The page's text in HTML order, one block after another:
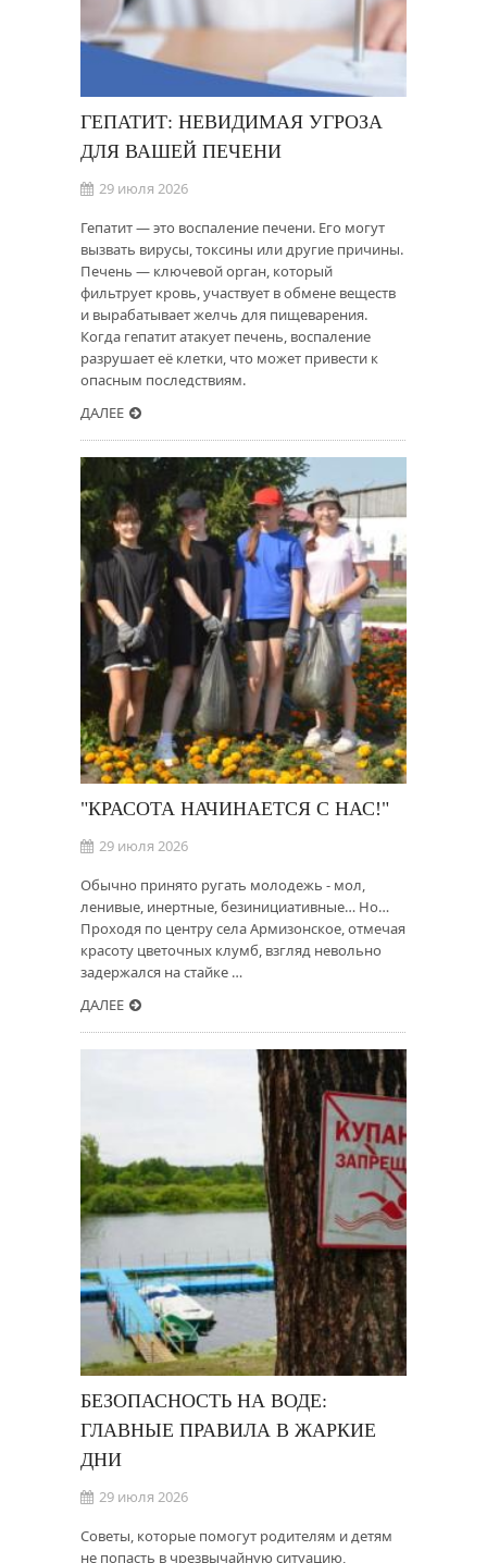
ГЕПАТИТ: НЕВИДИМАЯ УГРОЗА
ДЛЯ ВАШЕЙ ПЕЧЕНИ
29 июля 2026
Гепатит — это воспаление печени. Его могут
вызвать вирусы, токсины или другие причины.
Печень — ключевой орган, который
фильтрует кровь, участвует в обмене веществ
и вырабатывает желчь для пищеварения.
Когда гепатит атакует печень, воспаление
разрушает её клетки, что может привести к
опасным последствиям.
ДАЛЕЕ
"КРАСОТА НАЧИНАЕТСЯ С НАС!"
29 июля 2026
Обычно принято ругать молодежь - мол,
ленивые, инертные, безинициативные… Но…
Проходя по центру села Армизонское, отмечая
красоту цветочных клумб, взгляд невольно
задержался на стайке …
ДАЛЕЕ
БЕЗОПАСНОСТЬ НА ВОДЕ:
ГЛАВНЫЕ ПРАВИЛА В ЖАРКИЕ
ДНИ
29 июля 2026
Советы, которые помогут родителям и детям
не попасть в чрезвычайную ситуацию,